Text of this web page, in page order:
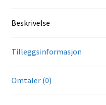
Beskrivelse
Tilleggsinformasjon
Omtaler (0)